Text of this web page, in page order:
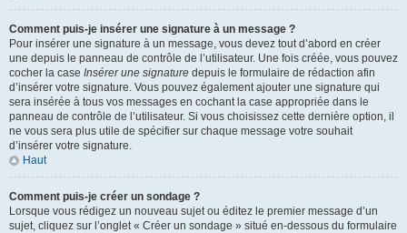
Comment puis-je insérer une signature à un message ?
Pour insérer une signature à un message, vous devez tout d’abord en créer
une depuis le panneau de contrôle de l’utilisateur. Une fois créée, vous pouvez
cocher la case Insérer une signature depuis le formulaire de rédaction afin
d’insérer votre signature. Vous pouvez également ajouter une signature qui
sera insérée à tous vos messages en cochant la case appropriée dans le
panneau de contrôle de l’utilisateur. Si vous choisissez cette dernière option, il
ne vous sera plus utile de spécifier sur chaque message votre souhait
d’insérer votre signature.
Haut
Comment puis-je créer un sondage ?
Lorsque vous rédigez un nouveau sujet ou éditez le premier message d’un
sujet, cliquez sur l’onglet « Créer un sondage » situé en-dessous du formulaire